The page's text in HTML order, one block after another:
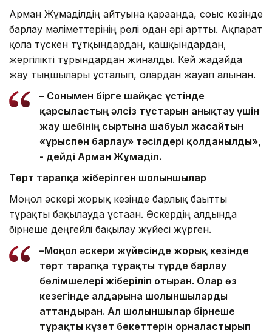
Арман Жұмаділдің айтуына қарағанда, соғыс кезінде
барлау мәліметтерінің рөлі одан әрі артты. Ақпарат
қолға түскен тұтқындардан, қашқындардан,
жергілікті тұрғындардан жиналды. Кей жағдайда
жау тыңшылары ұсталып, олардан жауап алынған.
– Сонымен бірге шайқас үстінде
қарсыластың әлсіз тұстарын анықтау үшін
жау шебінің сыртына шабуыл жасайтын
«ұрыспен барлау» тәсілдері қолданылды»,
- дейді Арман Жұмаділ.
Төрт тарапқа жіберілген шолғыншылар
Моңғол әскері жорық кезінде барлық бағытты
тұрақты бақылауда ұстаған. Әскердің алдында
бірнеше деңгейлі бақылау жүйесі жүрген.
–Моңғол әскери жүйесінде жорық кезінде
төрт тарапқа тұрақты түрде барлау
бөлімшелері жіберіліп отырған. Олар өз
кезегінде алдарына шолғыншыларды
аттандырған. Ал шолғыншылар бірнеше
тұрақты күзет бекеттерін орналастырып